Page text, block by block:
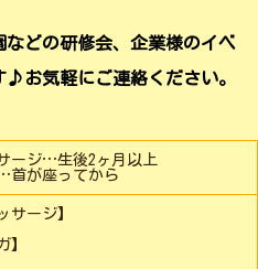
どの研修会、企業様のイベ
お気軽にご連絡ください。
ージ…生後2ヶ月以上
首が座ってから
サージ】
】